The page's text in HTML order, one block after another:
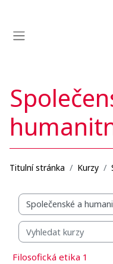
Titulní stránka Kurzy
Organizační struktura
Vyhledat kurzy
Filosofická etika 1